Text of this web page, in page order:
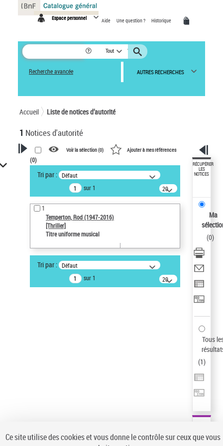
Espace personnel Aide Une question ? Historique
Tout
Recherche avancée AUTRES RECHERCHES
Accueil Liste de notices d’autorité
1 Notices d'autorité
VOTRE RECHERCHE
Recherche avancée dans les
notices d’autorité
Œuvres liées à l'auteur :
Temperton, Rod (1947-2016)
Auteur d’œuvre
Temperton, Rod (1947-2016)
Type de notice d'autorité
Voir la sélection (0) Ajouter à mes références
(0)
Tri par : Défaut
sur 1
20
résultats/page
1
Temperton, Rod (1947-2016)
[Thriller]
Titre uniforme musical
Tri par : Défaut
sur 1
20
résultats/page
RÉCUPÉRER
LES
NOTICES
Ma
(0)
Tous
(1)
Panneau de gestion des cookies
Ce site utilise des cookies et vous donne le contrôle sur ceux que vous